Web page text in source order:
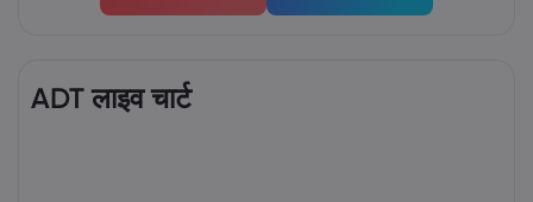
ADT लाइव चार्ट